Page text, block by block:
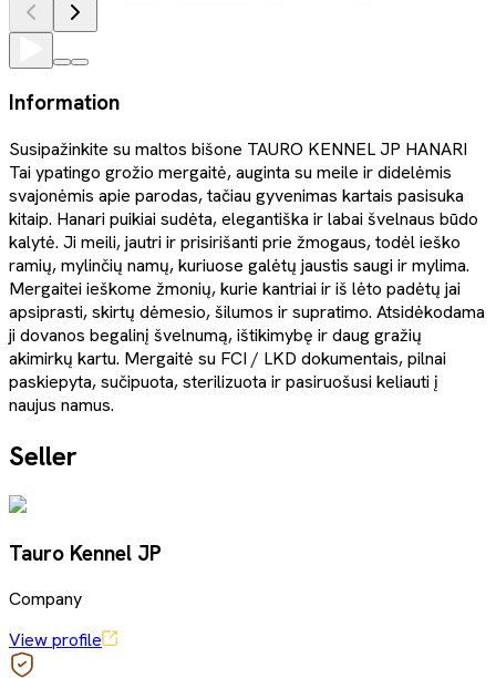
Information
Susipažinkite su maltos bišone TAURO KENNEL JP HANARI
Tai ypatingo grožio mergaitė, auginta su meile ir didelėmis
svajonėmis apie parodas, tačiau gyvenimas kartais pasisuka
kitaip. Hanari puikiai sudėta, elegantiška ir labai švelnaus būdo
kalytė. Ji meili, jautri ir prisirišanti prie žmogaus, todėl ieško
ramių, mylinčių namų, kuriuose galėtų jaustis saugi ir mylima.
Mergaitei ieškome žmonių, kurie kantriai ir iš lėto padėtų jai
apsiprasti, skirtų dėmesio, šilumos ir supratimo. Atsidėkodama
ji dovanos begalinį švelnumą, ištikimybę ir daug gražių
akimirkų kartu. Mergaitė su FCI / LKD dokumentais, pilnai
paskiepyta, sučipuota, sterilizuota ir pasiruošusi keliauti į
naujus namus.
Seller
Tauro Kennel JP
Company
View profile